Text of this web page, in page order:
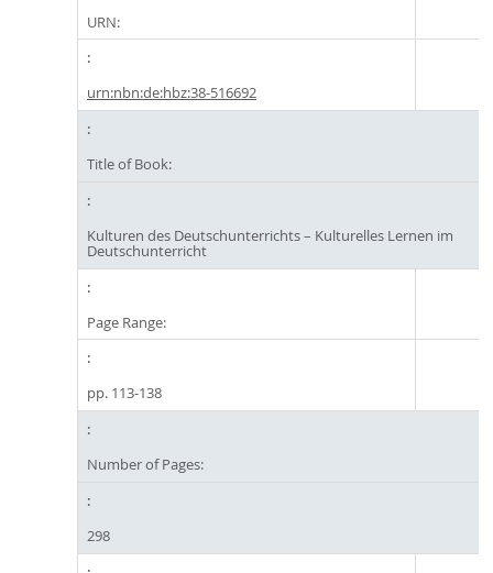
URN:
urn:nbn:de:hbz:38-516692
Title of Book:
Kulturen des Deutschunterrichts – Kulturelles Lernen im
Deutschunterricht
Page Range:
pp. 113-138
Number of Pages:
298